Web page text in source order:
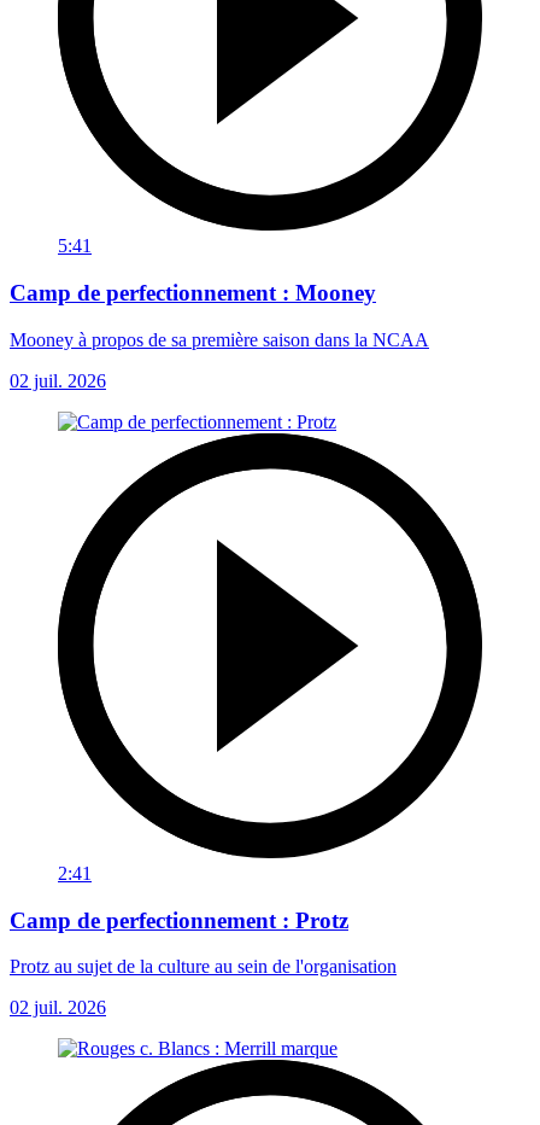
5:41
Camp de perfectionnement : Mooney
Mooney à propos de sa première saison dans la NCAA
02 juil. 2026
2:41
Camp de perfectionnement : Protz
Protz au sujet de la culture au sein de l'organisation
02 juil. 2026